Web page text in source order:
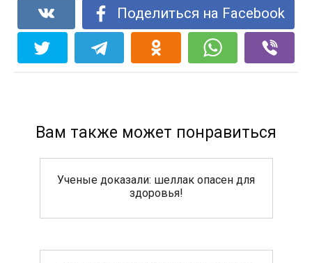
Поделиться на Facebook
Вам также может понравиться
Ученые доказали: шеллак опасен для
здоровья!